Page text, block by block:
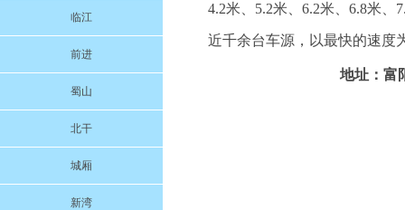
临江
前进
蜀山
北干
城厢
新湾
4.2米、5.2米、6.2米、6.8米、
近千余台车源，以最快的速度
地址：富